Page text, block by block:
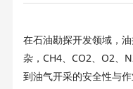
在石油勘探开发领域，
杂， CH4、 CO2、 O2、
到油气开采的安全性与